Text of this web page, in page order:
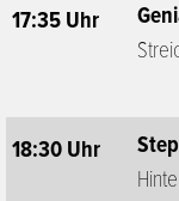
17:35 Uhr
18:30 Uhr